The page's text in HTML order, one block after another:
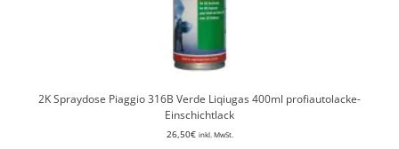
2K Spraydose Piaggio 316B Verde Liqiugas 400ml profiautolacke-
Einschichtlack
26,50€ inkl. MwSt.